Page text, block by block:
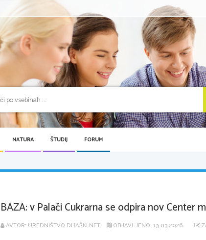
MATURA ŠTUDIJ FORUM
BAZA: v Palači Cukrarna se odpira nov Center
AVTOR: UREDNIŠTVO DIJAŠKI.NET OBJAVLJENO: 13.03.2026